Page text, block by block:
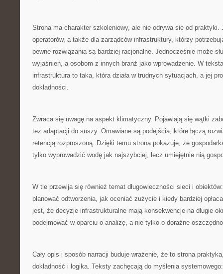
Strona ma charakter szkoleniowy, ale nie odrywa się od praktyki.
operatorów, a także dla zarządców infrastruktury, którzy
pewne rozwiązania są bardziej racjonalne. Jednocześnie może
wyjaśnień, a osobom z innych branż jako wprowadzenie. W
infrastruktura to taka, która działa w trudnych sytuacjach, a jej
dokładności.
Zwraca się uwagę na aspekt klimatyczny. Pojawiają się wątki
też adaptacji do suszy. Omawiane są podejścia, które łączą
retencją rozproszoną. Dzięki temu strona pokazuje, że
tylko wyprowadzić wodę jak najszybciej, lecz umiejętnie nią
W tle przewija się również temat długowieczności sieci i
planować odtworzenia, jak oceniać zużycie i kiedy bardziej
jest, że decyzje infrastrukturalne mają konsekwencje na długie
podejmować w oparciu o analizę, a nie tylko o doraźne
Cały opis i sposób narracji buduje wrażenie, że to strona
dokładność i logika. Teksty zachęcają do myślenia